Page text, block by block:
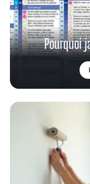
Pourquoi